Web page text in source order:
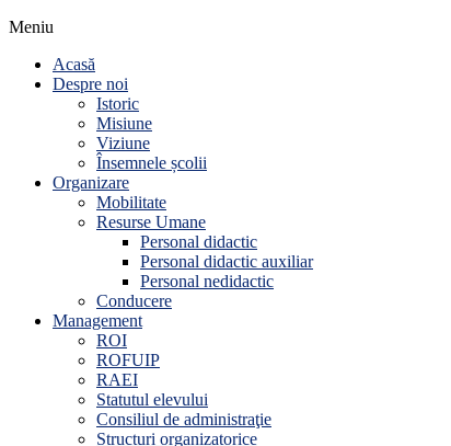
Meniu
Acasă
Despre noi
Istoric
Misiune
Viziune
Însemnele școlii
Organizare
Mobilitate
Resurse Umane
Personal didactic
Personal didactic auxiliar
Personal nedidactic
Conducere
Management
ROI
ROFUIP
RAEI
Statutul elevului
Consiliul de administraţie
Structuri organizatorice